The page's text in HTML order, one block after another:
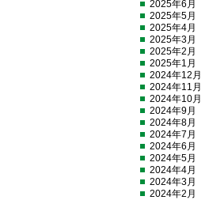
2025年6月
2025年5月
2025年4月
2025年3月
2025年2月
2025年1月
2024年12月
2024年11月
2024年10月
2024年9月
2024年8月
2024年7月
2024年6月
2024年5月
2024年4月
2024年3月
2024年2月